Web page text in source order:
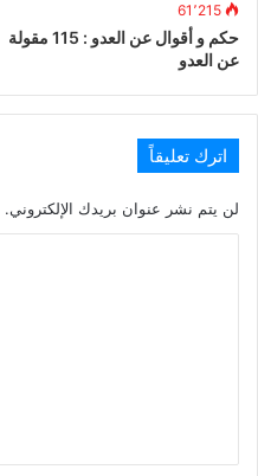
61٬215
حكم و أقوال عن العدو : 115 مقولة
عن العدو
اترك تعليقاً
لن يتم نشر عنوان بريدك الإلكتروني.